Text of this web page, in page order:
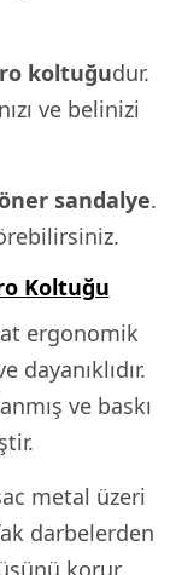
koltuğudur.
ve belinizi
sandalye.
Koltuğu
ergonomik
dayanıklıdır.
ve baskı
metal üzeri
darbelerden
korur.